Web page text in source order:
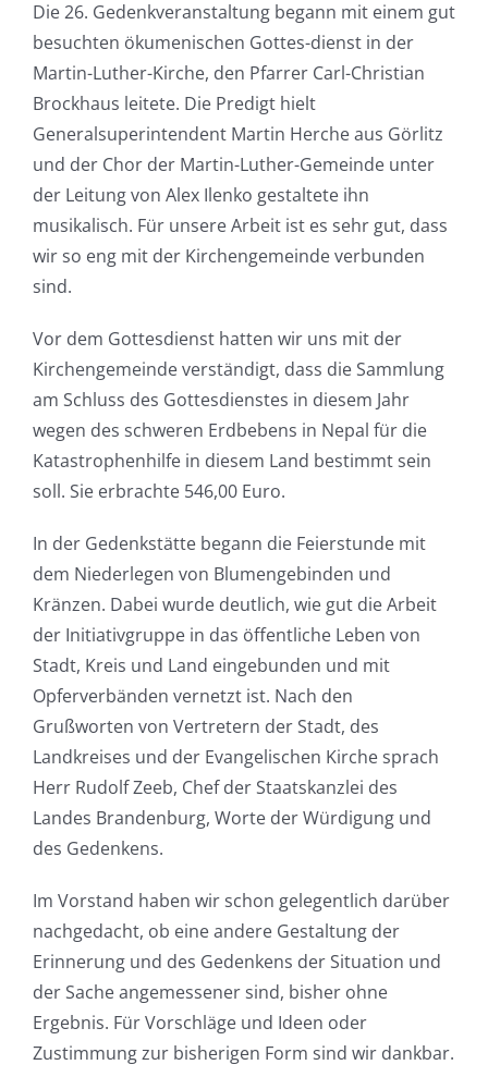
Die 26. Gedenkveranstaltung begann mit einem gut
besuchten ökumenischen Gottes-dienst in der
Martin-Luther-Kirche, den Pfarrer Carl-Christian
Brockhaus leitete. Die Predigt hielt
Generalsuperintendent Martin Herche aus Görlitz
und der Chor der Martin-Luther-Gemeinde unter
der Leitung von Alex Ilenko gestaltete ihn
musikalisch. Für unsere Arbeit ist es sehr gut, dass
wir so eng mit der Kirchengemeinde verbunden
sind.
Vor dem Gottesdienst hatten wir uns mit der
Kirchengemeinde verständigt, dass die Sammlung
am Schluss des Gottesdienstes in diesem Jahr
wegen des schweren Erdbebens in Nepal für die
Katastrophenhilfe in diesem Land bestimmt sein
soll. Sie erbrachte 546,00 Euro.
In der Gedenkstätte begann die Feierstunde mit
dem Niederlegen von Blumengebinden und
Kränzen. Dabei wurde deutlich, wie gut die Arbeit
der Initiativgruppe in das öffentliche Leben von
Stadt, Kreis und Land eingebunden und mit
Opferverbänden vernetzt ist. Nach den
Grußworten von Vertretern der Stadt, des
Landkreises und der Evangelischen Kirche sprach
Herr Rudolf Zeeb, Chef der Staatskanzlei des
Landes Brandenburg, Worte der Würdigung und
des Gedenkens.
Im Vorstand haben wir schon gelegentlich darüber
nachgedacht, ob eine andere Gestaltung der
Erinnerung und des Gedenkens der Situation und
der Sache angemessener sind, bisher ohne
Ergebnis. Für Vorschläge und Ideen oder
Zustimmung zur bisherigen Form sind wir dankbar.